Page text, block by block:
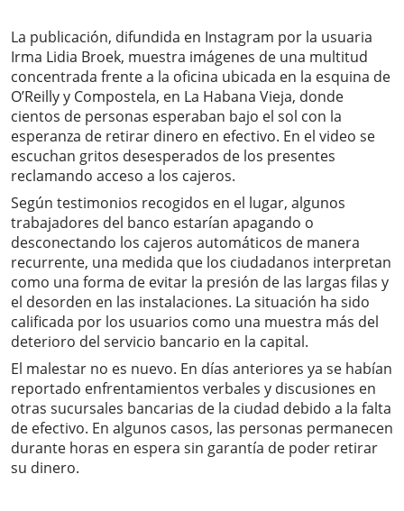
La publicación, difundida en Instagram por la usuaria
Irma Lidia Broek, muestra imágenes de una multitud
concentrada frente a la oficina ubicada en la esquina de
O’Reilly y Compostela, en La Habana Vieja, donde
cientos de personas esperaban bajo el sol con la
esperanza de retirar dinero en efectivo. En el video se
escuchan gritos desesperados de los presentes
reclamando acceso a los cajeros.
Según testimonios recogidos en el lugar, algunos
trabajadores del banco estarían apagando o
desconectando los cajeros automáticos de manera
recurrente, una medida que los ciudadanos interpretan
como una forma de evitar la presión de las largas filas y
el desorden en las instalaciones. La situación ha sido
calificada por los usuarios como una muestra más del
deterioro del servicio bancario en la capital.
El malestar no es nuevo. En días anteriores ya se habían
reportado enfrentamientos verbales y discusiones en
otras sucursales bancarias de la ciudad debido a la falta
de efectivo. En algunos casos, las personas permanecen
durante horas en espera sin garantía de poder retirar
su dinero.